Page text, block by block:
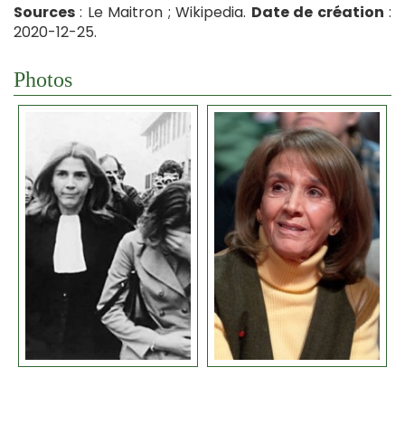
Sources : Le Maitron ; Wikipedia. Date de création :
2020-12-25.
Photos